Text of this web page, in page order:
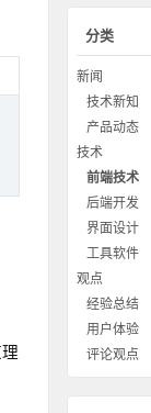
分类
新闻
技术新知
产品动态
技术
前端技术
后端开发
界面设计
工具软件
观点
经验总结
用户体验
评论观点